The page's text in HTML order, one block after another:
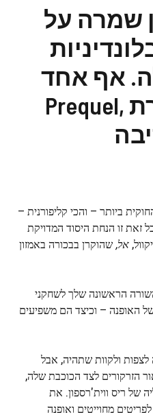
שמרה על
אף אחד
לא הגיע לסדרת Prequel,
ביותר – והכי קליפורנית –
זאת זו הנחת היסוד המדויקת
אל, שהוקרן בבכורה באמזון
הראשונה שלך לשחקני
האופנה – וכיצד הם משפיעים
לצפות ולקוות שתהיה, אבל
הזרקורים לצד הכוכבת שלה,
של ריס ווית'רספון. את
מחוייטים ואופנה